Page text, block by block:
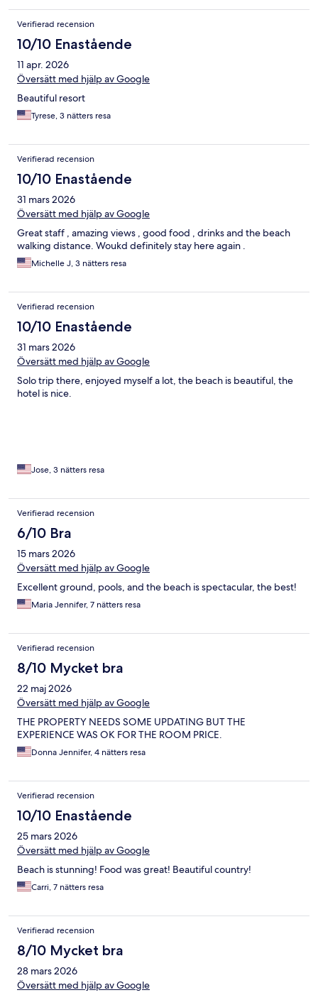
Verifierad recension
10/10 Enastående
11 apr. 2026
Översätt med hjälp av Google
Beautiful resort
Tyrese, 3 nätters resa
Verifierad recension
10/10 Enastående
31 mars 2026
Översätt med hjälp av Google
Great staff , amazing views , good food , drinks and the beach
walking distance. Woukd definitely stay here again .
Michelle J, 3 nätters resa
Verifierad recension
10/10 Enastående
31 mars 2026
Översätt med hjälp av Google
Solo trip there, enjoyed myself a lot, the beach is beautiful, the
hotel is nice.
Jose, 3 nätters resa
Verifierad recension
6/10 Bra
15 mars 2026
Översätt med hjälp av Google
Excellent ground, pools, and the beach is spectacular, the best!
Maria Jennifer, 7 nätters resa
Verifierad recension
8/10 Mycket bra
22 maj 2026
Översätt med hjälp av Google
THE PROPERTY NEEDS SOME UPDATING BUT THE
EXPERIENCE WAS OK FOR THE ROOM PRICE.
Donna Jennifer, 4 nätters resa
Verifierad recension
10/10 Enastående
25 mars 2026
Översätt med hjälp av Google
Beach is stunning! Food was great! Beautiful country!
Carri, 7 nätters resa
Verifierad recension
8/10 Mycket bra
28 mars 2026
Översätt med hjälp av Google